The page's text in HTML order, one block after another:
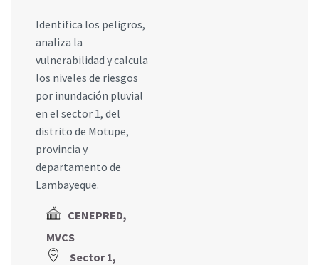
Identifica los peligros,
analiza la
vulnerabilidad y calcula
los niveles de riesgos
por inundación pluvial
en el sector 1, del
distrito de Motupe,
provincia y
departamento de
Lambayeque.
CENEPRED,
MVCS
Sector 1,